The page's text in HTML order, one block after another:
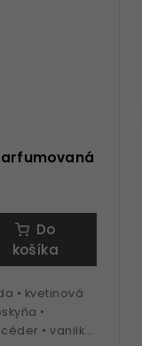
Do
košíka
• kvetinová
•
• vanilka